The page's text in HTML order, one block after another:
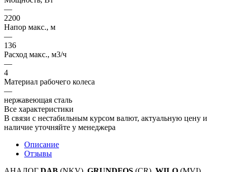
—
2200
Напор макс., м
—
136
Расход макс., м3/ч
—
4
Материал рабочего колеса
—
нержавеющая сталь
Все характеристики
В связи с нестабильным курсом валют, актуальную цену и
наличие уточняйте у менеджера
Описание
Отзывы